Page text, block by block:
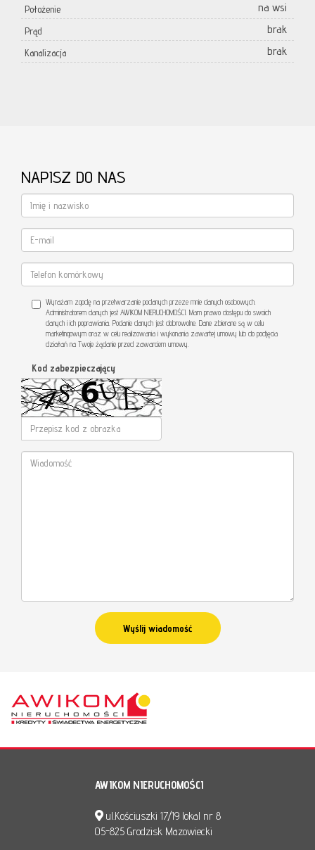
Położenie na wsi
Prąd brak
Kanalizacja brak
NAPISZ DO NAS
Wyrażam zgodę na przetwarzanie podanych przeze mnie danych osobowych.
Administratorem danych jest AWIKOM NIERUCHOMOŚCI. Mam prawo dostępu do swoich
danych i ich poprawiania. Podanie danych jest dobrowolne. Dane zbierane są w celu
marketingowym oraz w celu realizowania i wykonania zawartej umowy lub do podjęcia
działań na Twoje żądanie przed zawarciem umowy.
Kod zabezpieczający
AWIKOM NIERUCHOMOŚCI
ul.Kościuszki 17/19 lokal nr 8
05-825 Grodzisk Mazowiecki